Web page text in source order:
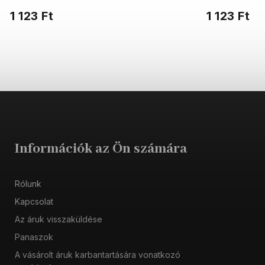
1 123 Ft 1 123 Ft
Információk az Ön számára
Rólunk
Kapcsolat
Az áruk visszaküldése
Panaszok
A vásárolt áruk karbantartására vonatkozó